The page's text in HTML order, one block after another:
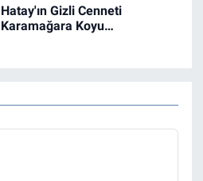
Hatay'ın Gizli Cenneti
Karamağara Koyu…